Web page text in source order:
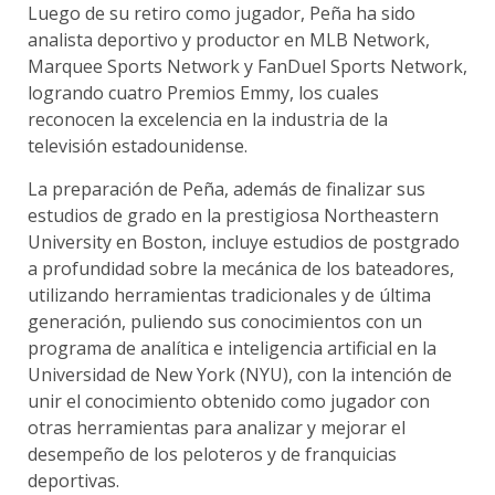
Luego de su retiro como jugador, Peña ha sido
analista deportivo y productor en MLB Network,
Marquee Sports Network y FanDuel Sports Network,
logrando cuatro Premios Emmy, los cuales
reconocen la excelencia en la industria de la
televisión estadounidense.
La preparación de Peña, además de finalizar sus
estudios de grado en la prestigiosa Northeastern
University en Boston, incluye estudios de postgrado
a profundidad sobre la mecánica de los bateadores,
utilizando herramientas tradicionales y de última
generación, puliendo sus conocimientos con un
programa de analítica e inteligencia artificial en la
Universidad de New York (NYU), con la intención de
unir el conocimiento obtenido como jugador con
otras herramientas para analizar y mejorar el
desempeño de los peloteros y de franquicias
deportivas.